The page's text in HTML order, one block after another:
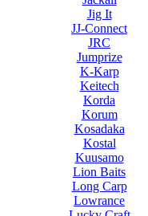
Jig It
JJ-Connect
JRC
Jumprize
K-Karp
Keitech
Korda
Korum
Kosadaka
Kostal
Kuusamo
Lion Baits
Long Carp
Lowrance